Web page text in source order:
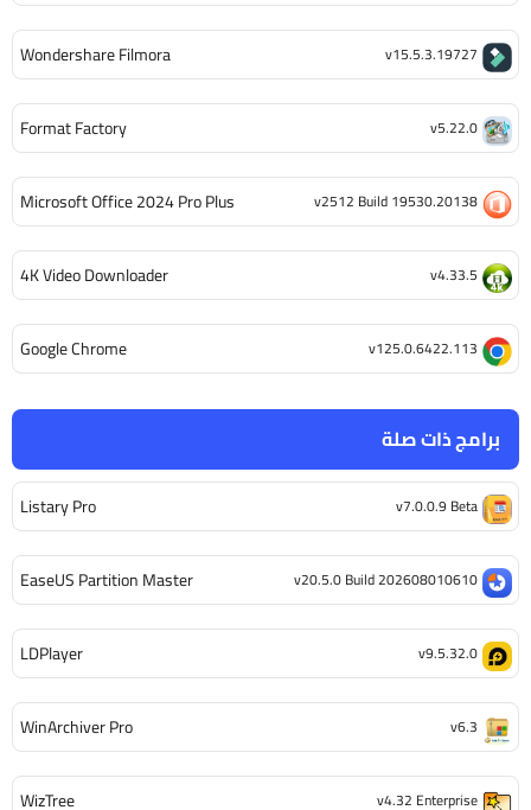
برامج ذات صلة
Listary Pro v7.0.0.9 Beta
EaseUS Partition Master v20.5.0 Build 202608010610
LDPlayer v9.5.32.0
WinArchiver Pro v6.3
WizTree v4.32 Enterprise
Wondershare Filmora v15.5.3.19727
Format Factory v5.22.0
Microsoft Office 2024 Pro Plus v2512 Build 19530.20138
4K Video Downloader v4.33.5
Google Chrome v125.0.6422.113